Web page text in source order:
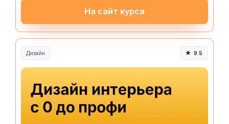
На сайт курса
Дизайн 9.5